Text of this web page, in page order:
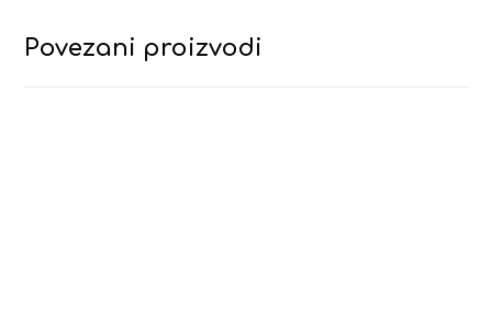
Povezani proizvodi